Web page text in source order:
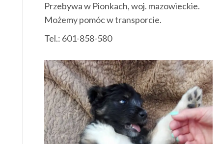
Przebywa w Pionkach, woj. mazowieckie.
Możemy pomóc w transporcie.
Tel.: 601-858-580